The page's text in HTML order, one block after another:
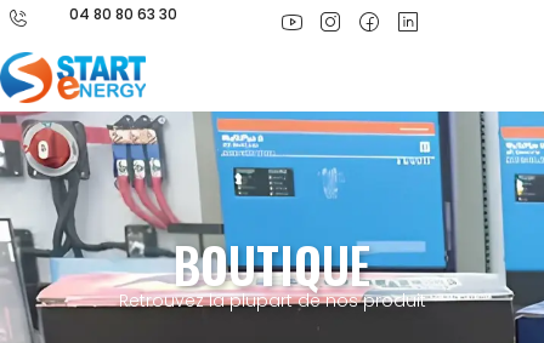
04 80 80 63 30
BOUTIQUE
Retrouvez la plupart de nos produit